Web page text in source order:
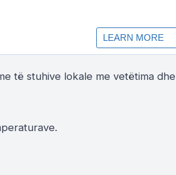
të stuhive lokale me vetëtima dhe